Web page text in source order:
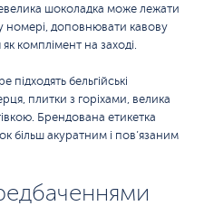
шоколадка може лежати
номері, доповнювати кавову
комплімент на заході.
бельгійські
плитки з горіхами, велика
Брендована етикетка
більш акуратним і пов’язаним